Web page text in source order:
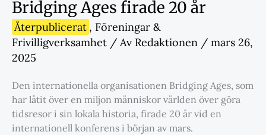
Bridging Ages firade 20 år
Återpublicerat , Föreningar &
Frivilligverksamhet / Av Redaktionen / mars 26,
2025
Den internationella organisationen Bridging Ages, som
har låtit över en miljon människor världen över göra
tidsresor i sin lokala historia, firade 20 år vid en
internationell konferens i början av mars.